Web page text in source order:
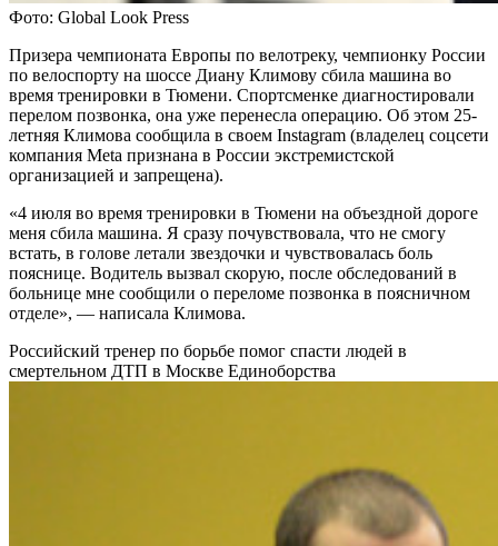
Фото: Global Look Press
Призера чемпионата Европы по велотреку, чемпионку России
по велоспорту на шоссе Диану Климову сбила машина во
время тренировки в Тюмени. Спортсменке диагностировали
перелом позвонка, она уже перенесла операцию. Об этом 25-
летняя Климова сообщила в своем Instagram (владелец соцсети
компания Metа признана в России экстремистской
организацией и запрещена).
«4 июля во время тренировки в Тюмени на объездной дороге
меня сбила машина. Я сразу почувствовала, что не смогу
встать, в голове летали звездочки и чувствовалась боль
пояснице. Водитель вызвал скорую, после обследований в
больнице мне сообщили о переломе позвонка в поясничном
отделе», — написала Климова.
Российский тренер по борьбе помог спасти людей в
смертельном ДТП в Москве Единоборства